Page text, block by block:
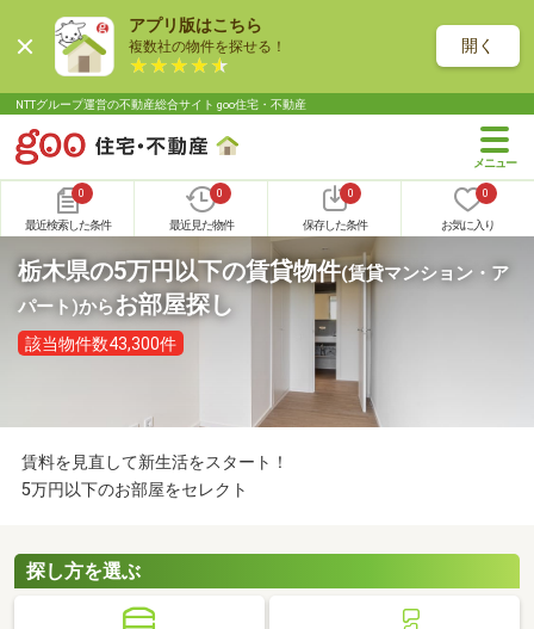
アプリ版はこちら
複数社の物件を探せる！ 開く
NTTグループ運営の不動産総合サイト goo住宅・不動産
0
最近検索した条件
0
最近見た物件
0
保存した条件
0
お気に入り
栃木県の5万円以下の賃貸物件(賃貸マンション・ア
パート)からお部屋探し
該当物件数43,300件
賃料を見直して新生活をスタート！
5万円以下のお部屋をセレクト
探し方を選ぶ